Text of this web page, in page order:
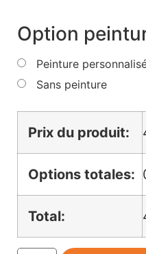
Option
Peinture
Sans peinture
Prix du produit:
Options totales:
Total: